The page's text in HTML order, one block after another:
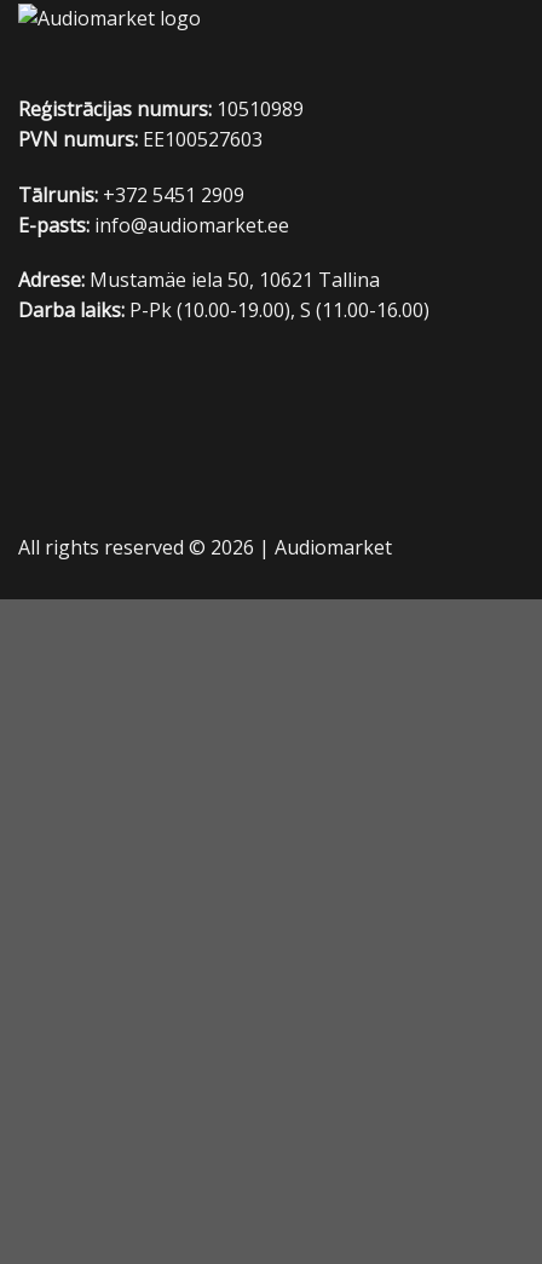
Reģistrācijas numurs: 10510989
PVN numurs: EE100527603
Tālrunis: +372 5451 2909
E-pasts: info@audiomarket.ee
Adrese: Mustamäe iela 50, 10621 Tallina
Darba laiks: P-Pk (10.00-19.00), S (11.00-16.00)
All rights reserved © 2026 | Audiomarket